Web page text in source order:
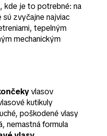
kde je to potrebné: na
sú zvyčajne najviac
tepelným
mechanickým
vlasov
kutikuly
poškodené vlasy
nemastná formula